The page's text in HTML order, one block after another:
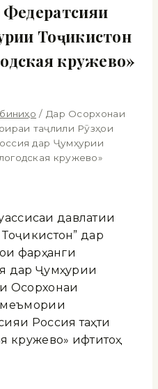
Федератсияи
Тоҷикистон
кружево»
/ Дар Осорхонаи
таҷлили Рӯзҳои
дар Ҷумҳурии
кружево»
давлатии
дар
фарҳанги
дар Ҷумҳурии
Осорхонаи
меъмории
Россия таҳти
кружево» ифтитоҳ